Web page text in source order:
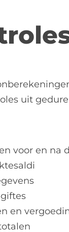
uit
voor en na
en